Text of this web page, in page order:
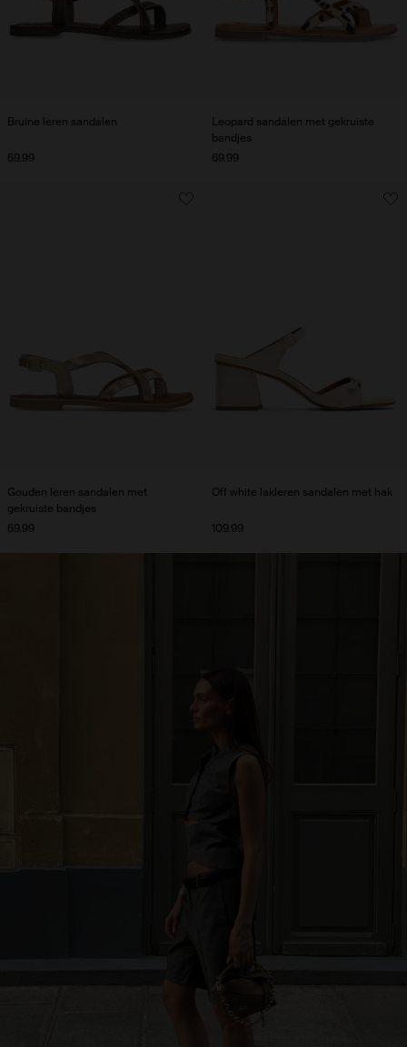
Bruine leren sandalen
69.99
Leopard sandalen met gekruiste
bandjes
69.99
Gouden leren sandalen met
gekruiste bandjes
69.99
Off white lakleren sandalen met hak
109.99